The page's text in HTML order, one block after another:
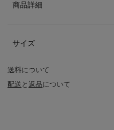
送料について
配送と返品について
商品詳細
サイズ